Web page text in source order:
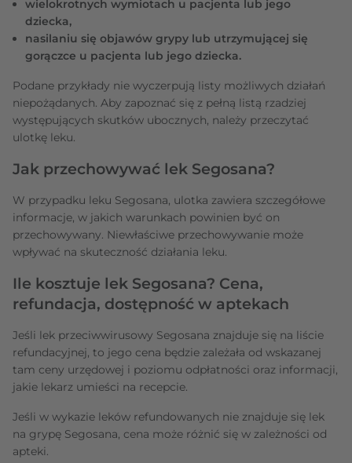
wielokrotnych wymiotach u pacjenta lub jego
dziecka,
nasilaniu się objawów grypy lub utrzymującej się
gorączce u pacjenta lub jego dziecka.
Podane przykłady nie wyczerpują listy możliwych działań
niepożądanych. Aby zapoznać się z pełną listą rzadziej
występujących skutków ubocznych, należy przeczytać
ulotkę leku.
Jak przechowywać lek Segosana?
W przypadku leku Segosana, ulotka zawiera szczegółowe
informacje, w jakich warunkach powinien być on
przechowywany. Niewłaściwe przechowywanie może
wpływać na skuteczność działania leku.
Ile kosztuje lek Segosana? Cena,
refundacja, dostępność w aptekach
Jeśli lek przeciwwirusowy Segosana znajduje się na liście
refundacyjnej, to jego cena będzie zależała od wskazanej
tam ceny urzędowej i poziomu odpłatności oraz informacji,
jakie lekarz umieści na recepcie.
Jeśli w wykazie leków refundowanych nie znajduje się lek
na grypę Segosana, cena może różnić się w zależności od
apteki.